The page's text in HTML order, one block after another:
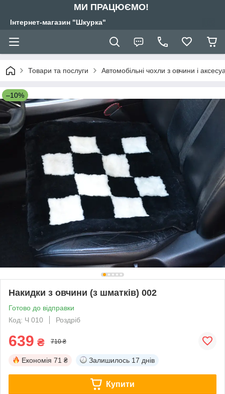
МИ ПРАЦЮЄМО!
Інтернет-магазин "Шкурка"
Товари та послуги Автомобільні чохли з овчини і
–10%
Накидки з овчини (з шматків) 002
Готово до відправки
Код: Ч 010
Роздріб
639 ₴ 710 ₴
Економія 71 ₴ Залишилось 17 днів
Купити